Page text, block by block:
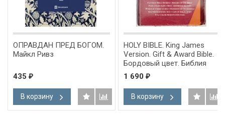
ОПРАВДАН ПРЕД БОГОМ.
Майкл Ривз
435 ₽
В корзину
HOLY BIBLE. King James
Version. Gift & Award Bible.
Бордовый цвет. Библия
Короля Иакова на
английском языке.
Словарь, карты, закладка,
подарочная вкладка, слова
Иисуса выделены красным
1 690 ₽
В корзину